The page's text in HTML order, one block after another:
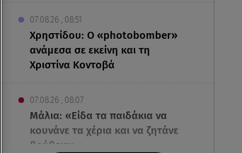
07.08.26 , 08:51
Χρηστίδου: Ο «photobomber»
ανάμεσα σε εκείνη και τη
Χριστίνα Κοντοβά
07.08.26 , 08:07
Μάλια: «Είδα τα παιδάκια να
κουνάνε τα χέρια και να ζητάνε
βοήθεια»